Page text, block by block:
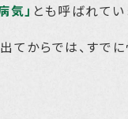
気」 とも呼ばれてい
てからでは、すで